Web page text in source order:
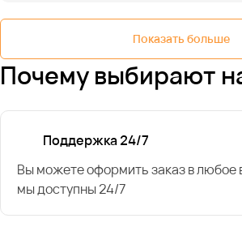
Показать больше
Почему выбирают
Поддержка 24/7
Вы можете оформить заказ в любое
мы доступны 24/7